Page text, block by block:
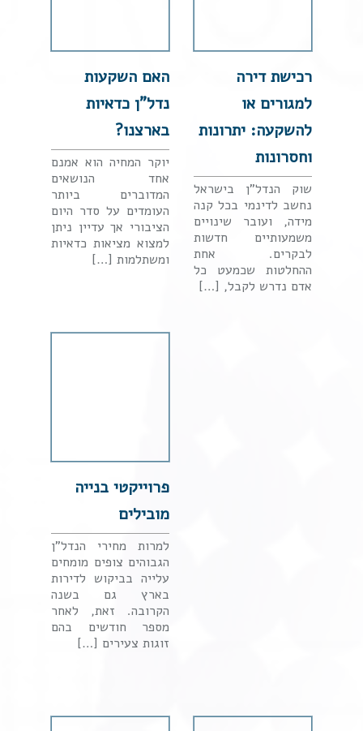
רכישת דירה
למגורים או
להשקעה: יתרונות
וחסרונות
שוק הנדל"ן בישראל
נחשב לדינמי בכל קנה
מידה, ועובר שינויים
משמעותיים חדשות
לבקרים. אחת
ההחלטות שכמעט כל
אדם נדרש לקבל, […]
האם השקעות
נדל"ן כדאיות
בארצנו?
יוקר המחיה הוא אמנם
אחד הנושאים
המדוברים ביותר
העומדים על סדר היום
הציבורי אך עדיין ניתן
למצוא מציאות כדאיות
ומשתלמות […]
פרוייקטי בנייה
מובילים
למרות מחירי הנדל"ן
הגבוהים צופים מומחים
עלייה בביקוש לדירות
בארץ גם בשנה
הקרובה. זאת, לאחר
מספר חודשים בהם
זוגות צעירים […]